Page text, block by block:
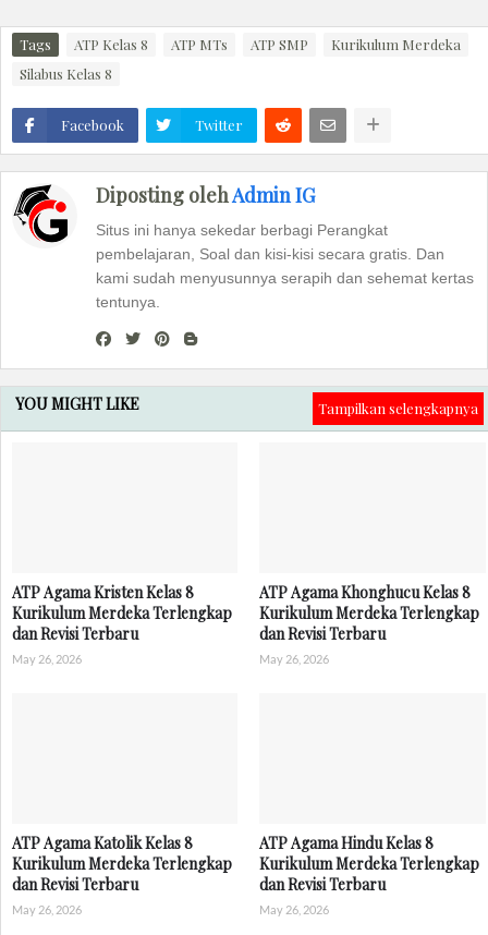
Tags ATP Kelas 8 ATP MTs ATP SMP
Kurikulum Merdeka
Silabus Kelas 8
Facebook Twitter
Diposting olehAdmin IG
Situs ini hanya sekedar berbagi Perangkat
pembelajaran, Soal dan kisi-kisi secara gratis. Dan
kami sudah menyusunnya serapih dan sehemat kertas
tentunya.
YOU MIGHT LIKE Tampilkan selengkapnya
ATP Agama Kristen Kelas 8
Kurikulum Merdeka Terlengkap
dan Revisi Terbaru
May 26, 2026
ATP Agama Khonghucu Kelas 8
Kurikulum Merdeka Terlengkap
dan Revisi Terbaru
May 26, 2026
ATP Agama Katolik Kelas 8
Kurikulum Merdeka Terlengkap
dan Revisi Terbaru
May 26, 2026
ATP Agama Hindu Kelas 8
Kurikulum Merdeka Terlengkap
dan Revisi Terbaru
May 26, 2026